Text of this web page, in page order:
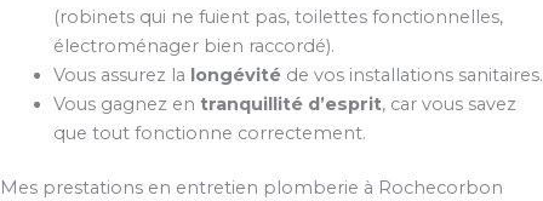
(robinets qui ne fuient pas, toilettes fonctionnelles,
électroménager bien raccordé).
Vous assurez la longévitéde vos installations sanitaires.
Vous gagnez en tranquillité d’esprit, car vous savez
que tout fonctionne correctement.
Mes prestations en entretien plomberie à Rochecorbon